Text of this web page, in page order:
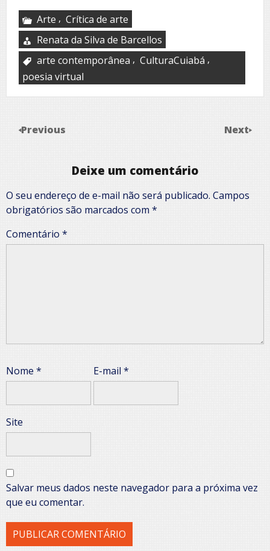
Arte , Crítica de arte
Renata da Silva de Barcellos
arte contemporânea , CulturaCuiabá ,
poesia virtual
Previous Next
Deixe um comentário
O seu endereço de e-mail não será publicado. Campos
obrigatórios são marcados com *
Comentário *
Nome * E-mail*
Site
Salvar meus dados neste navegador para a próxima vez
que eu comentar.